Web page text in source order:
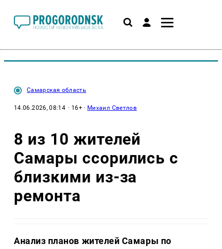
Самарская область
14.06.2026, 08:14 · 16+ · Михаил Светлов
8 из 10 жителей
Самары ссорились с
близкими из-за
ремонта
Анализ планов жителей Самары по